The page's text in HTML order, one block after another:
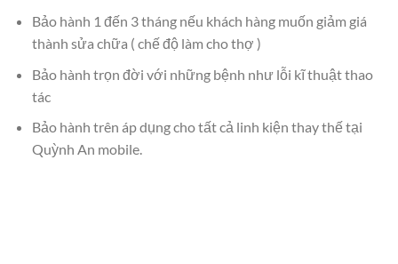
Bảo hành 1 đến 3 tháng nếu khách hàng muốn giảm giá
thành sửa chữa ( chế độ làm cho thợ )
Bảo hành trọn đời với những bệnh như lỗi kĩ thuật thao
tác
Bảo hành trên áp dụng cho tất cả linh kiện thay thế tại
Quỳnh An mobile.